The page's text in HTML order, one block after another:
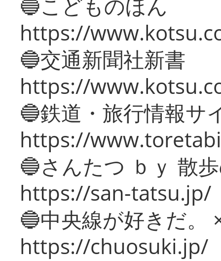
🔵こどものほん
https://
🔵交通新聞社新書
https://
🔵鉄道・旅行情報サ
https://
🔵さんたつ ｂｙ 散
https://san-tatsu.jp/
🔵中央線が好きだ。
https://chuosuki.jp/